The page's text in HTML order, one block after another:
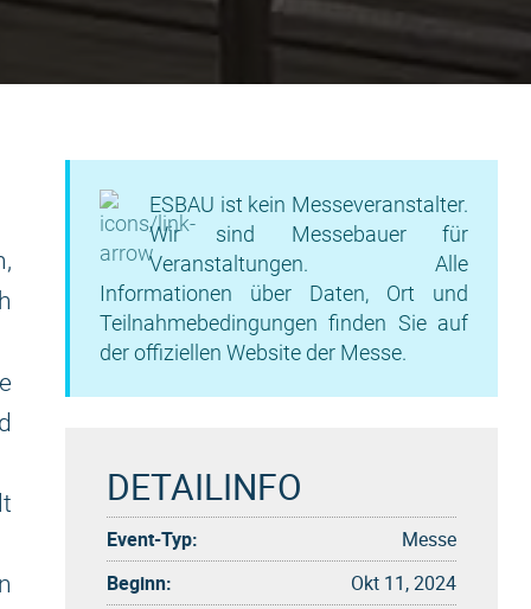
ESBAU ist kein Messeveranstalter.
Wir sind Messebauer für
Veranstaltungen. Alle
Informationen über Daten, Ort und
Teilnahmebedingungen finden Sie auf
der offiziellen Website der Messe.
DETAILINFO
Event-Typ:
Messe
Beginn:
Okt 11, 2024